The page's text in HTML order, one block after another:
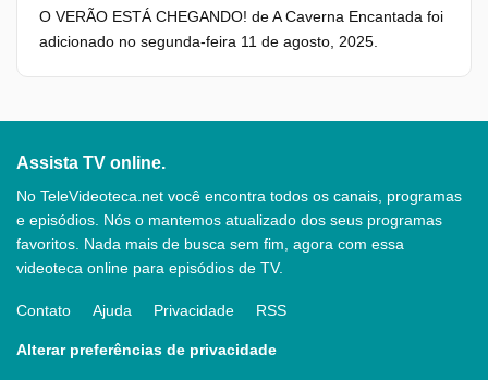
O VERÃO ESTÁ CHEGANDO! de A Caverna Encantada foi
adicionado no segunda-feira 11 de agosto, 2025.
Assista TV online.
No TeleVideoteca.net você encontra todos os canais, programas
e episódios. Nós o mantemos atualizado dos seus programas
favoritos. Nada mais de busca sem fim, agora com essa
videoteca online para episódios de TV.
Contato Ajuda Privacidade RSS
Alterar preferências de privacidade